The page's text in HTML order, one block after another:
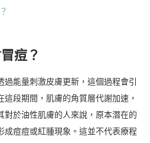
痘？
能量刺激皮膚更新，這個過程會引
段期間，肌膚的角質層代謝加速，
對於油性肌膚的人來說，原本潛在的
成痘痘或紅腫現象。這並不代表療程